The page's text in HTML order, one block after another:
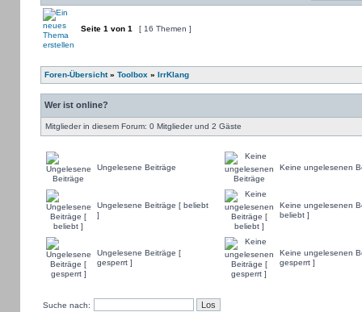
Seite 1 von 1 [ 16 Themen ]
Foren-Übersicht» Toolbox » IrrKlang
Wer ist online?
Mitglieder in diesem Forum: 0 Mitglieder und 2 Gäste
Ungelesene Beiträge Keine ungelesenen
Ungelesene Beiträge [ beliebt
]
Keine ungelesenen
beliebt ]
Ungelesene Beiträge [
gesperrt ]
Keine ungelesenen
gesperrt ]
Suche nach: